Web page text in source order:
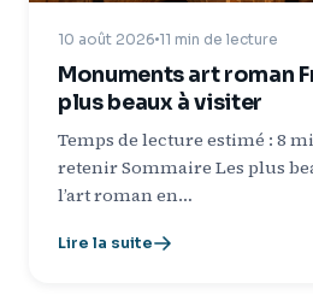
10 août 2026 11 min de lecture
Monuments art roman
plus beaux à visiter
Temps de lecture estimé : 8
retenir Sommaire Les plus
l’art roman en…
Lire la suite